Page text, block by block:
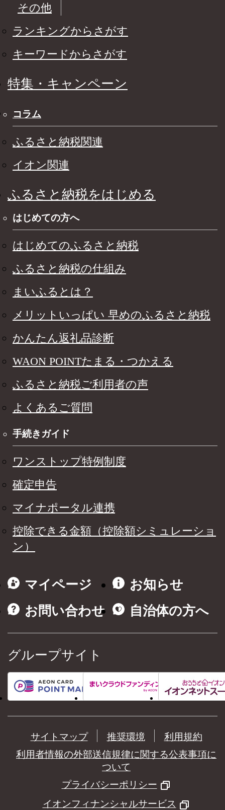
その他
ランキングからさがす
キーワードからさがす
特集・キャンペーン
コラム
ふるさと納税関連
イオン関連
ふるさと納税をはじめる
はじめての方へ
はじめてのふるさと納税
ふるさと納税の仕組み
まいふるとは？
メリットいっぱい 早めのふるさと納税
かんたん返礼品診断
WAON POINTたまる・つかえる
ふるさと納税ご利用者の声
よくあるご質問
手続きガイド
ワンストップ特例制度
確定申告
マイナポータル連携
控除できる金額（控除額シミュレーショ
ン）
マイページ
お知らせ
お問い合わせ
自治体の方へ
グループサイト
サイトマップ 推奨環境
利用規約
利用者情報の外部送信規律に関する公表事項に
ついて
プライバシーポリシー
イオンフィナンシャルサービス